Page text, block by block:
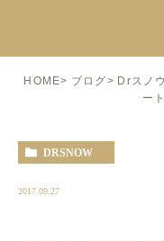
HOME ブログ Drスノ
ー
DRSNOW
2017.09.27